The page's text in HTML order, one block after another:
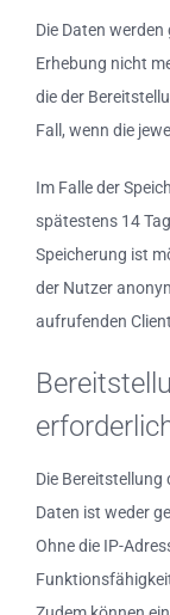
Die Daten
Erhebung nicht
die der
Fall, wenn die
Im Falle der
spätestens 14
Speicherung ist
der Nutzer
aufrufenden
Die
Daten ist weder
Ohne die IP-